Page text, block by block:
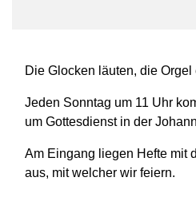
Die Glocken läuten, die Orgel
Jeden Sonntag um 11 Uhr
um Gottesdienst in der
Am Eingang liegen Hefte mit
aus, mit welcher wir feiern.